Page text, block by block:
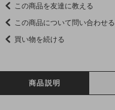
この商品を友達に教える
この商品について問い合わせる
買い物を続ける
商品説明